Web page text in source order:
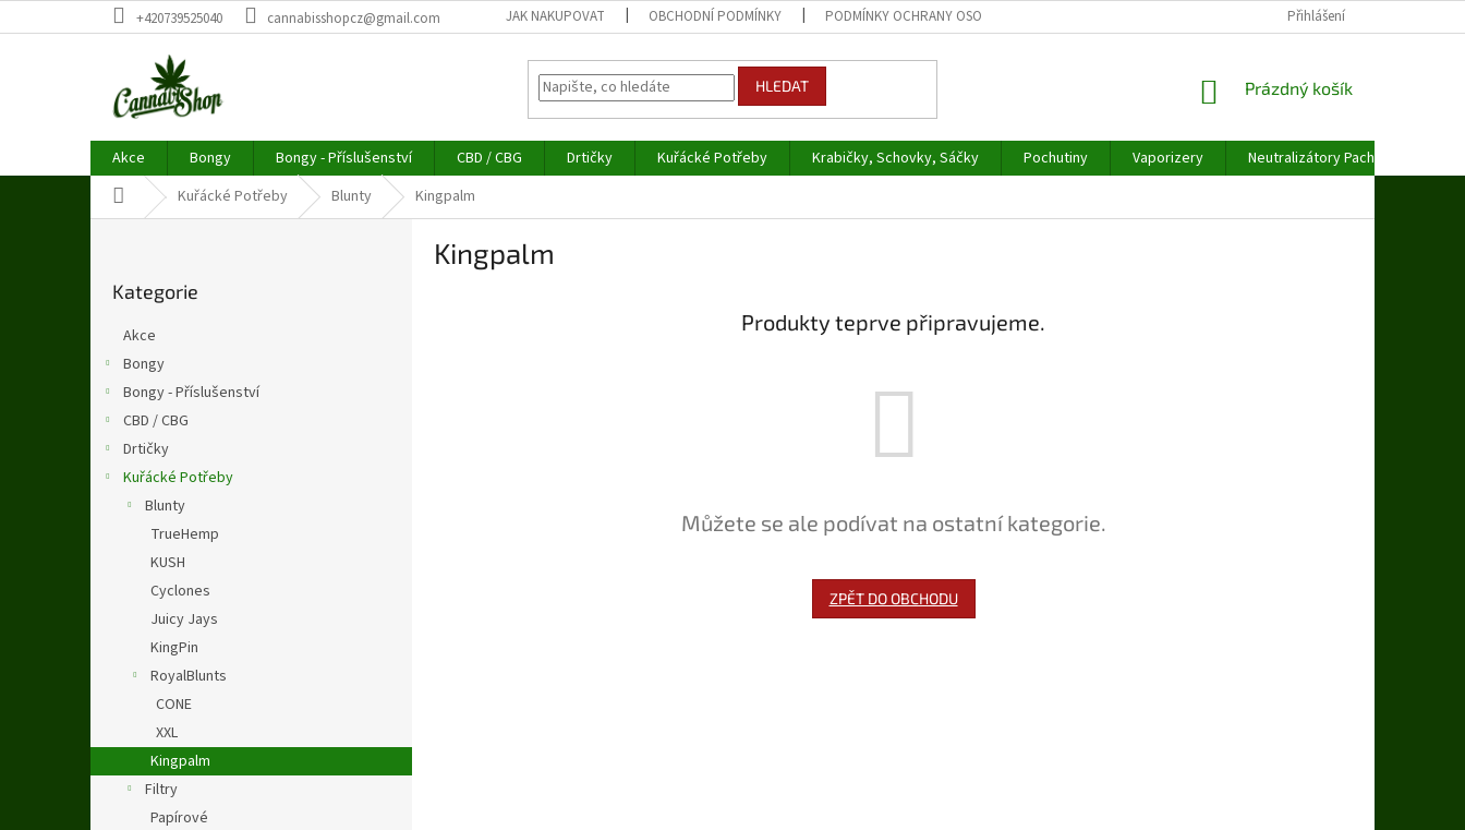
na
+420739525040 cannabisshopcz@gmail.com JAK NAKUPOVAT OBCHODNÍ PODMÍNKY PODMÍNKY OCHRANY OSOBNÍCH ÚDAJŮ Přihlášení
HLEDAT
NÁKUPNÍ
Prázdný košík
Akce Bongy Bongy - Příslušenství CBD / CBG Drtičky Kuřácké Potřeby Krabičky, Schovky, Sáčky Pochutiny Vaporizery Neutralizátory Pachu
Domů Kuřácké Potřeby Blunty Kingpalm
kategorie
Kategorie
Akce
Bongy
Bongy - Příslušenství
CBD / CBG
Drtičky
Kuřácké Potřeby
Blunty
TrueHemp
KUSH
Cyclones
Juicy Jays
KingPin
RoyalBlunts
CONE
XXL
Kingpalm
Filtry
Papírové
Kingpalm
Produkty teprve připravujeme.
Můžete se ale podívat na ostatní kategorie.
ZPĚT DO OBCHODU